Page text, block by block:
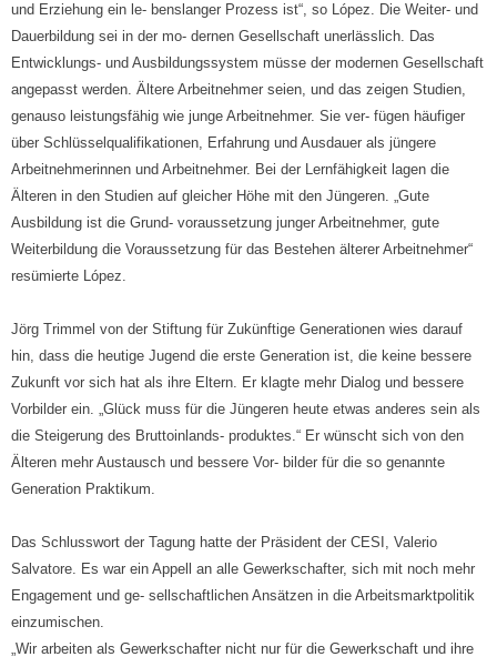
und Erziehung ein le- benslanger Prozess ist“, so López. Die Weiter- und
Dauerbildung sei in der mo- dernen Gesellschaft unerlässlich. Das
Entwicklungs- und Ausbildungssystem müsse der modernen Gesellschaft
angepasst werden. Ältere Arbeitnehmer seien, und das zeigen Studien,
genauso leistungsfähig wie junge Arbeitnehmer. Sie ver- fügen häufiger
über Schlüsselqualifikationen, Erfahrung und Ausdauer als jüngere
Arbeitnehmerinnen und Arbeitnehmer. Bei der Lernfähigkeit lagen die
Älteren in den Studien auf gleicher Höhe mit den Jüngeren. „Gute
Ausbildung ist die Grund- voraussetzung junger Arbeitnehmer, gute
Weiterbildung die Voraussetzung für das Bestehen älterer Arbeitnehmer“
resümierte López.
Jörg Trimmel von der Stiftung für Zukünftige Generationen wies darauf
hin, dass die heutige Jugend die erste Generation ist, die keine bessere
Zukunft vor sich hat als ihre Eltern. Er klagte mehr Dialog und bessere
Vorbilder ein. „Glück muss für die Jüngeren heute etwas anderes sein als
die Steigerung des Bruttoinlands- produktes.“ Er wünscht sich von den
Älteren mehr Austausch und bessere Vor- bilder für die so genannte
Generation Praktikum.
Das Schlusswort der Tagung hatte der Präsident der CESI, Valerio
Salvatore. Es war ein Appell an alle Gewerkschafter, sich mit noch mehr
Engagement und ge- sellschaftlichen Ansätzen in die Arbeitsmarktpolitik
einzumischen.
„Wir arbeiten als Gewerkschafter nicht nur für die Gewerkschaft und ihre